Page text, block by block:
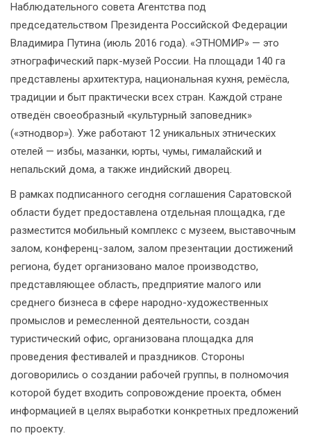
Наблюдательного совета Агентства под
председательством Президента Российской Федерации
Владимира Путина (июль 2016 года). «ЭТНОМИР» — это
этнографический парк-музей России. На площади 140 га
представлены архитектура, национальная кухня, ремёсла,
традиции и быт практически всех стран. Каждой стране
отведён своеобразный «культурный заповедник»
(«этнодвор»). Уже работают 12 уникальных этнических
отелей — избы, мазанки, юрты, чумы, гималайский и
непальский дома, а также индийский дворец.
В рамках подписанного сегодня соглашения Саратовской
области будет предоставлена отдельная площадка, где
разместится мобильный комплекс с музеем, выставочным
залом, конференц-залом, залом презентации достижений
региона, будет организовано малое производство,
представляющее область, предприятие малого или
среднего бизнеса в сфере народно-художественных
промыслов и ремесленной деятельности, создан
туристический офис, организована площадка для
проведения фестивалей и праздников. Стороны
договорились о создании рабочей группы, в полномочия
которой будет входить сопровождение проекта, обмен
информацией в целях выработки конкретных предложений
по проекту.